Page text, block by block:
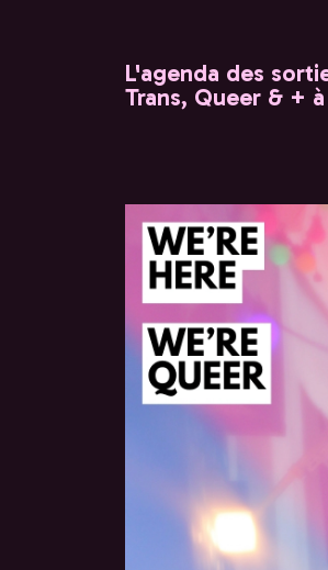
L'agenda des
Trans, Queer & +